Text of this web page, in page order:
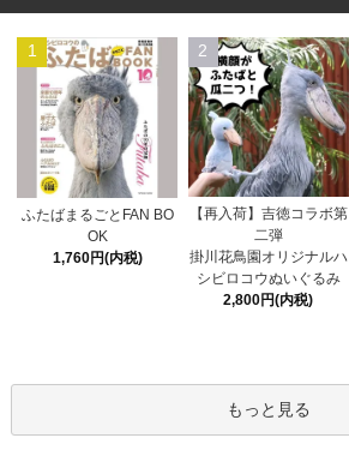
1
ふたばまるごとFAN BO
OK
1,760円(内税)
2
【再入荷】吉徳コラボ第
二弾
掛川花鳥園オリジナルハ
シビロコウぬいぐるみ
2,800円(内税)
もっと見る